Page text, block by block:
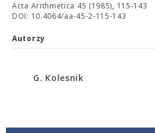
Acta Arithmetica 45 (1985), 115-143
DOI: 10.4064/aa-45-2-115-143
Autorzy
G. Kolesnik